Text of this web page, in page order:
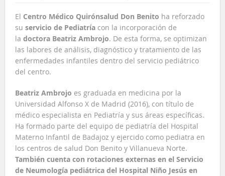
El Centro Médico Quirónsalud Don Benito ha reforzado
su servicio de Pediatríacon la incorporación de
la doctora Beatriz Ambrojo. De esta forma, se optimizan
las labores de análisis, diagnóstico y tratamiento de las
enfermedades infantiles dentro del servicio pediátrico
del centro.
Beatriz Ambrojo es graduada en medicina por la
Universidad Alfonso X de Madrid (2016), con título de
médico especialista en Pediatría y sus áreas específicas.
Ha formado parte del equipo de pediatría del Hospital
Materno Infantil de Badajoz y ejercido como pediatra en
los centros de salud Don Benito y Villanueva Norte.
También cuenta con rotaciones externas en el Servicio
de Neumología pediátrica del Hospital Niño Jesús en